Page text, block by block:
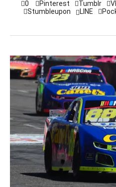
0 Pinterest Tumblr
Stumbleupon
LINE